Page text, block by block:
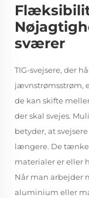
sværer
TIG-svejsere, der
jævnstrømsstrøm,
de kan skifte
der skal svejes.
betyder, at
længere. De
materialer er eller
Når man arbejder
aluminium eller